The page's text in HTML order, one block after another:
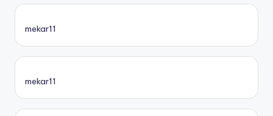
mekar11
mekar11